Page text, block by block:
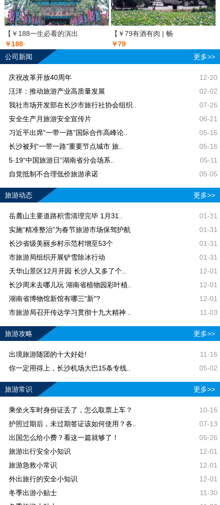
【￥188一生必看的演出
￥188
【￥79有酒有肉 | 畅
￥79
公司新闻
更多>>
庆祝改革开放40周年
12-20
汪洋：推动旅游产业高质量发展
02-02
我社市场开发部在长沙市旅行社协会组织..
07-26
安全生产月旅游安全宣传片
06-21
习近平出席“一带一路”国际合作高峰论..
05-16
长沙被列“一带一路”重要节点城市 旅..
05-16
5·19“中国旅游日”湖南省分会场系..
05-11
自觉抵制不合理低价旅游承诺
05-05
旅游动态 更多>>
岳麓山主要道路积雪清理完毕 1月31..
01-31
实施“精准整治”为春节旅游市场保驾护航
01-31
长沙省级美丽乡村示范村增至53个
01-31
市旅游局组织开展铲雪除冰行动
01-31
天华山景区12月开园 长沙人又多了个..
12-01
长沙周末去哪儿玩 湖南省植物园彩叶植..
12-01
湖南省博物馆新馆有哪三"新"?
12-01
市旅游局召开传达学习贯彻十九大精神 ..
11-03
旅游攻略 更多>>
出境旅游随团的十大好处!
11-16
你一定用得上，长沙机场大巴15条专线..
05-02
旅游常识 更多>>
乘坐火车时身份证丢了，怎么取票上车？
10-16
护照过期后，未过期签证该如何使用？各..
07-13
出国怎么给小费？看这一篇就够了！
05-26
旅游出行安全小知识
12-01
旅游急救小常识
12-01
外出旅行的安全小知识
12-01
冬季出游小贴士
11-30